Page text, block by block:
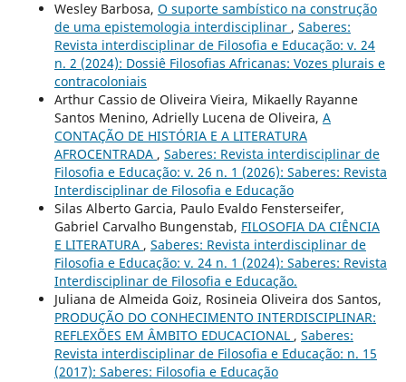
Wesley Barbosa, O suporte sambístico na construção
de uma epistemologia interdisciplinar , Saberes:
Revista interdisciplinar de Filosofia e Educação: v. 24
n. 2 (2024): Dossiê Filosofias Africanas: Vozes plurais e
contracoloniais
Arthur Cassio de Oliveira Vieira, Mikaelly Rayanne
Santos Menino, Adrielly Lucena de Oliveira, A
CONTAÇÃO DE HISTÓRIA E A LITERATURA
AFROCENTRADA , Saberes: Revista interdisciplinar de
Filosofia e Educação: v. 26 n. 1 (2026): Saberes: Revista
Interdisciplinar de Filosofia e Educação
Silas Alberto Garcia, Paulo Evaldo Fensterseifer,
Gabriel Carvalho Bungenstab, FILOSOFIA DA CIÊNCIA
E LITERATURA , Saberes: Revista interdisciplinar de
Filosofia e Educação: v. 24 n. 1 (2024): Saberes: Revista
Interdisciplinar de Filosofia e Educação.
Juliana de Almeida Goiz, Rosineia Oliveira dos Santos,
PRODUÇÃO DO CONHECIMENTO INTERDISCIPLINAR:
REFLEXÕES EM ÂMBITO EDUCACIONAL , Saberes:
Revista interdisciplinar de Filosofia e Educação: n. 15
(2017): Saberes: Filosofia e Educação